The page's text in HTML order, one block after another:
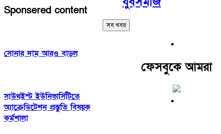
Sponsered content
সোনার দাম আরও বাড়ল
সাউথইস্ট ইউনিভার্সিটিতে
অ্যাক্রেডিটেশন প্রস্তুতি বিষয়ক
কর্মশালা
সব খবর
ফেসবুকে আমরা